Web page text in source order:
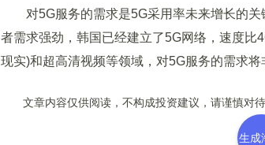
对5G服务的需求是5G采用率未来增长的关
者需求强劲，韩国已经建立了5G网络，速度
现实)和超高清视频等领域，对5G服务的需求将
文章内容仅供阅读，不构成投资建议，请谨慎对待
生成